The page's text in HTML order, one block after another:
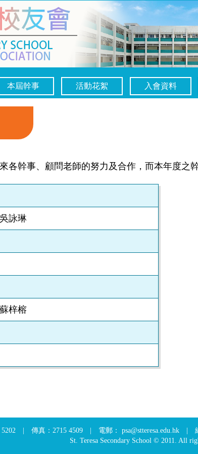
本屆幹事 活動花絮 入會資料
各幹事、顧問老師的努力及合作，而本年度之
詠琳
梓榕
| 傳真：2715 4509 | 電郵： psa@stteresa.edu.hk | 網
St. Teresa Secondary School © 2011. All